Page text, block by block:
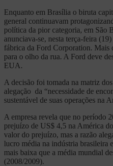
Enquanto em Brasília o biruta
general continuavam
política da pior categoria, em São
anunciava-se, nesta terça-feira
fábrica da Ford Corporation. Mais
para o olho da rua. A Ford deve
EUA.
A decisão foi tomada na matriz
alegação da “necessidade de
sustentável de suas operações na
A empresa revela que no período
prejuízo de US$ 4,5 na América
valor do prejuízo, mas a razão
lucro média na indústria brasileira
mais baixa que a média mundial
(2008/2009).